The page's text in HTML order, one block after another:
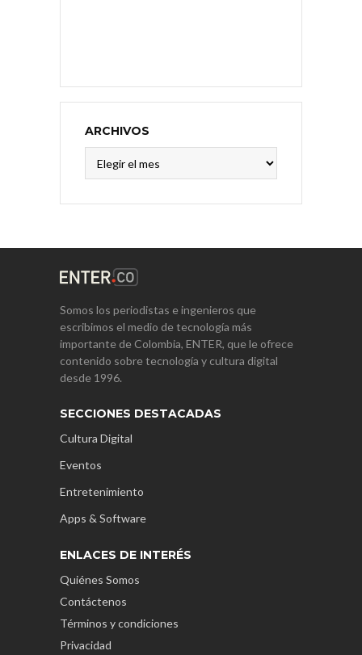
ARCHIVOS
Somos los periodistas e ingenieros que
escribimos el medio de tecnología más
importante de Colombia, ENTER, que le ofrece
contenido sobre tecnología y cultura digital
desde 1996.
SECCIONES DESTACADAS
Cultura Digital
Eventos
Entretenimiento
Apps & Software
ENLACES DE INTERÉS
Quiénes Somos
Contáctenos
Términos y condiciones
Privacidad